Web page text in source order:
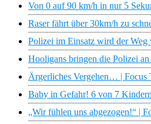
Von 0 auf 90 km/h in nur 5
Raser fährt über 30km/h zu
Polizei im Einsatz wird der Weg
Hooligans bringen die Polizei
Ärgerliches Vergehen… | Focus
Baby in Gefahr! 6 von 7
„Wir fühlen uns abgezogen!“ |